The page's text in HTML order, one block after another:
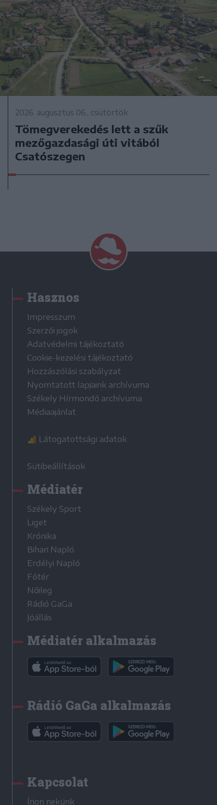
2026. augusztus 06., csütörtök
Tömegverekedés lett a szűk
mezőgazdasági úti vitából
Csatószegen
Hasznos
Impresszum
Szerzői jogok
Adatvédelmi tájékoztató
Cookie-kezelési tájékoztató
Hozzászólási szabályzat
Nyomtatott lapjaink archívuma
Székely Hírmondó archívuma
Médiaajánlat
Látogatottsági adatok
Sütibeállítások
Médiatér
Székely Sport
Liget
Krónika
Bihari Napló
Erdélyi Napló
Főtér
Nőileg
Rádió GaGa
Jóállás
Médiatér alkalmazás
Rádió GaGa alkalmazás
Kapcsolat
Írjon nekünk